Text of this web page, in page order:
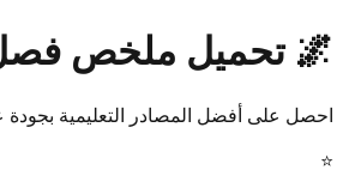
🌌 تحميل ملخص فصل
احصل على أفضل المصادر التعليمية بجودة
⭐